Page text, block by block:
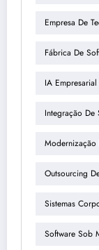
Empresa De
Fábrica De
IA Empresarial
Integração De
Modernização
Outsourcing
Sistemas
Software Sob